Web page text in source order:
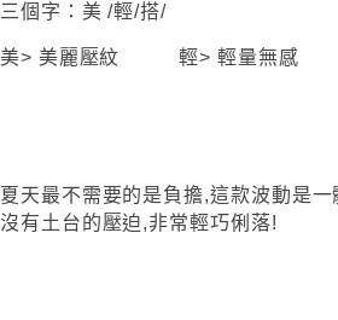
三個字：美 /輕/搭/
美> 美麗壓紋 輕> 輕量無感
夏天最不需要的是負擔,這款波動是
沒有土台的壓迫,非常輕巧俐落!